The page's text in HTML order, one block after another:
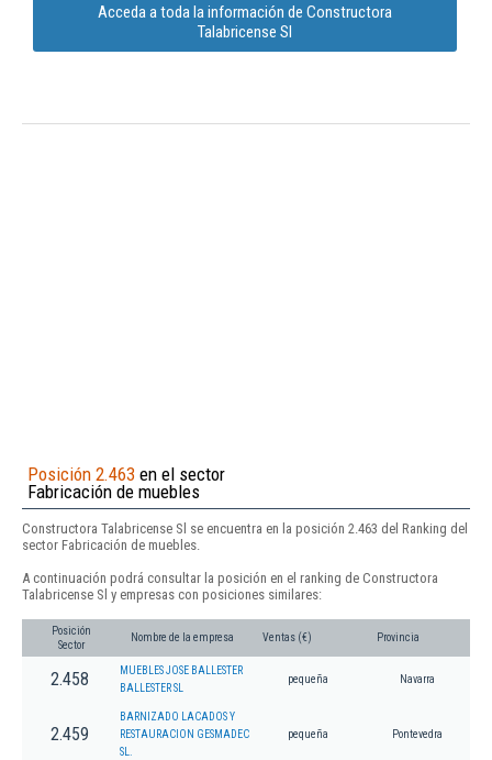
Acceda a toda la información de Constructora
Talabricense Sl
Posición 2.463 en el sector
Fabricación de muebles
Constructora Talabricense Sl se encuentra en la posición 2.463 del Ranking del
sector Fabricación de muebles.
A continuación podrá consultar la posición en el ranking de Constructora
Talabricense Sl y empresas con posiciones similares:
Posición
Sector
Nombre de la empresa Ventas (€) Provincia
2.458
MUEBLES JOSE BALLESTER
BALLESTER SL
pequeña Navarra
2.459
BARNIZADO LACADOS Y
RESTAURACION GESMADEC
SL.
pequeña Pontevedra